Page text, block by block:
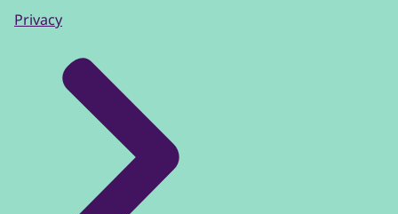
Privacy